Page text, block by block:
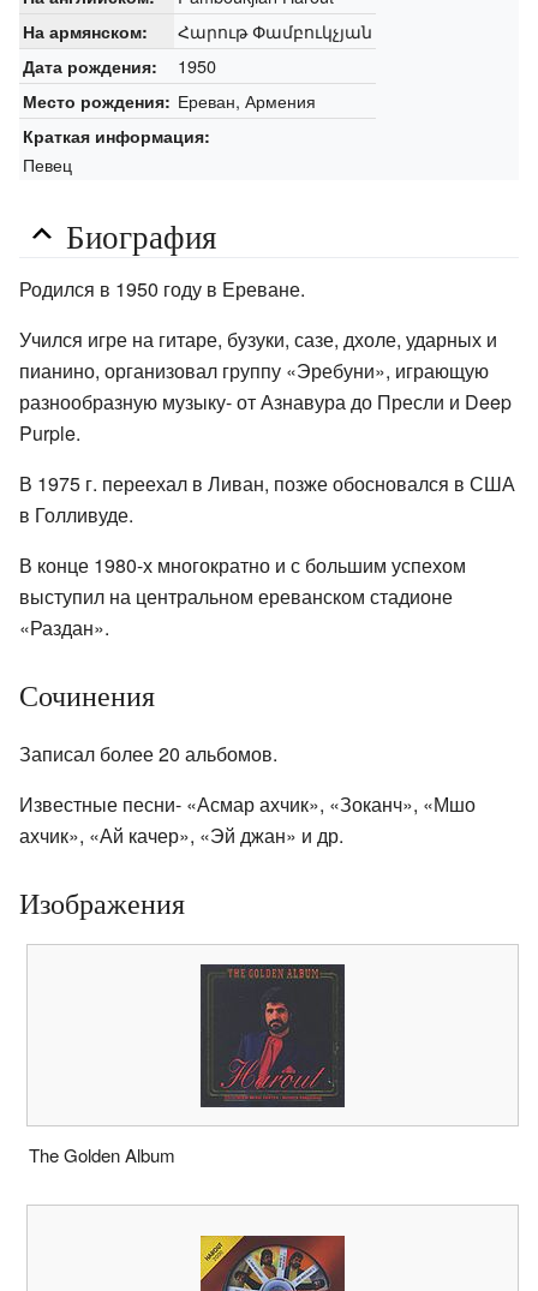
На армянском: Հարութ Փամբուկչյան
Дата рождения: 1950
Место рождения: Ереван, Армения
Краткая информация:
Певец
Биография
Родился в 1950 году в Ереване.
Учился игре на гитаре, бузуки, сазе, дхоле, ударных и
пианино, организовал группу «Эребуни», играющую
разнообразную музыку- от Азнавура до Пресли и Deep
Purple.
В 1975 г. переехал в Ливан, позже обосновался в США
в Голливуде.
В конце 1980-х многократно и с большим успехом
выступил на центральном ереванском стадионе
«Раздан».
Сочинения
Записал более 20 альбомов.
Известные песни- «Асмар ахчик», «Зоканч», «Мшо
ахчик», «Ай качер», «Эй джан» и др.
Изображения
The Golden Album